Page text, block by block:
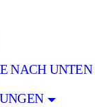
NACH UNTEN